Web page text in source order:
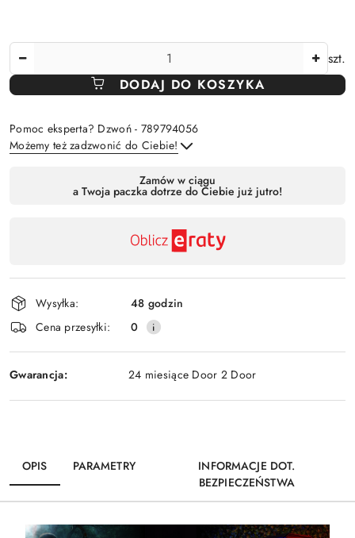
szt.
DODAJ DO KOSZYKA
Pomoc eksperta? Dzwoń - 789794056
Możemy też zadzwonić do Ciebie!
Zamów w ciągu
a Twoja paczka dotrze do Ciebie już jutro!
Wysyłka:
48 godzin
Cena przesyłki:
0
Gwarancja: 24 miesiące Door 2 Door
OPIS PARAMETRY
INFORMACJE DOT.
BEZPIECZEŃSTWA